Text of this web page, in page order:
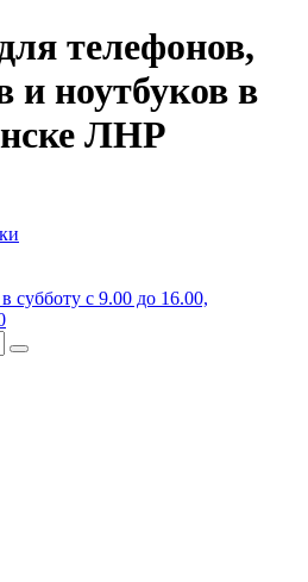
телефонов,
и ноутбуков в
ЛНР
субботу с 9.00 до 16.00,